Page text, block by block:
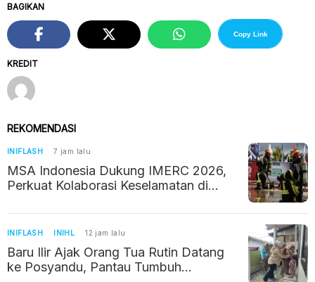
KREDIT
BAGIKAN
Copy Link
REKOMENDASI
INIFLASH 7 jam lalu
MSA Indonesia Dukung IMERC 2026,
Perkuat Kolaborasi Keselamatan di
INIFLASH INIHL 12 jam lalu
Baru Ilir Ajak Orang Tua Rutin Datang
ke Posyandu, Pantau Tumbuh